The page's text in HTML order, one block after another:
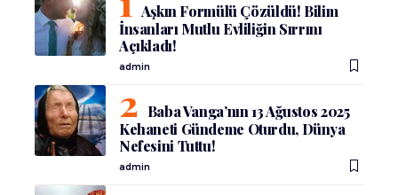
Aşkın Formülü Çözüldü! Bilim
İnsanları Mutlu Evliliğin Sırrını
Açıkladı!
admin
Baba Vanga’nın 13 Ağustos 2025
Kehaneti Gündeme Oturdu, Dünya
Nefesini Tuttu!
admin